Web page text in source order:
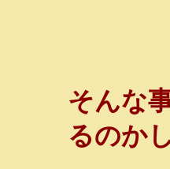
そんな
るのか